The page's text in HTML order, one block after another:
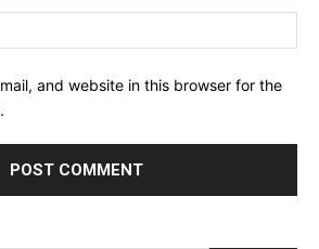
and website in this browser for the